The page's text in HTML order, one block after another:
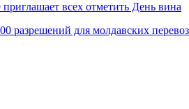
всех отметить День вина
разрешений для молдавских